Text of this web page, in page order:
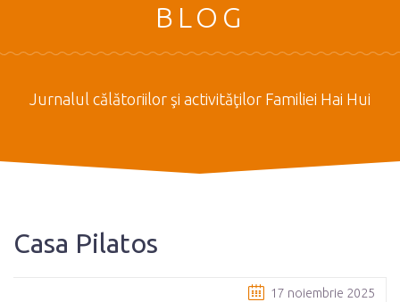
BLOG
Jurnalul călătoriilor şi activităţilor Familiei Hai Hui
Casa Pilatos
17 noiembrie 2025